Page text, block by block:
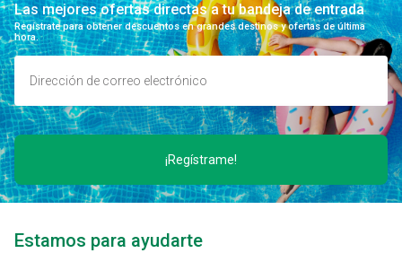
Las mejores ofertas directas a tu bandeja de entrada
Regístrate para obtener descuentos en grandes destinos y ofertas de última
hora.
¡Regístrame!
Estamos para ayudarte